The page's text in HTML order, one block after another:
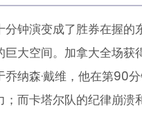
分钟演变成了胜券在握的
巨大空间。加拿大全场获
乔纳森·戴维，他在第90
；而卡塔尔队的纪律崩溃